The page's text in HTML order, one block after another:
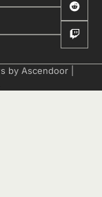
by Ascendoor